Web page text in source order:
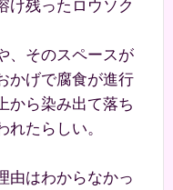
け残ったロウソク
、そのスペースが
かげで腐食が進行
から染み出て落ち
たらしい。
由はわからなかっ